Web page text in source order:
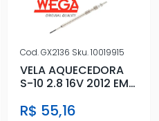
Cod.GX2136 Sku.10019915
VELA AQUECEDORA
S-10 2.8 16V 2012 EM
R$ 55,16